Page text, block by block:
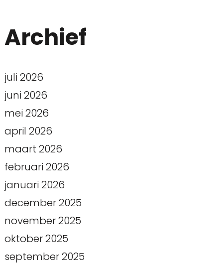
Archief
juli 2026
juni 2026
mei 2026
april 2026
maart 2026
februari 2026
januari 2026
december 2025
november 2025
oktober 2025
september 2025